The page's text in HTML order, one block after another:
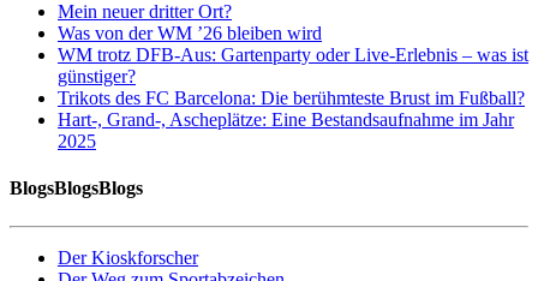
Mein neuer dritter Ort?
Was von der WM ’26 bleiben wird
WM trotz DFB-Aus: Gartenparty oder Live-Erlebnis – was ist
günstiger?
Trikots des FC Barcelona: Die berühmteste Brust im Fußball?
Hart-, Grand-, Ascheplätze: Eine Bestandsaufnahme im Jahr
2025
BlogsBlogsBlogs
Der Kioskforscher